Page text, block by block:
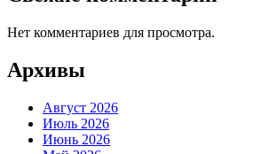
Нет комментариев для просмотра.
Архивы
Август 2026
Июль 2026
Июнь 2026